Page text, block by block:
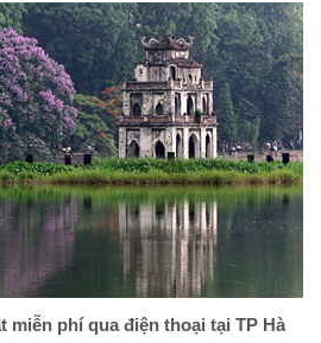
miễn phí qua điện thoại tại TP Hà